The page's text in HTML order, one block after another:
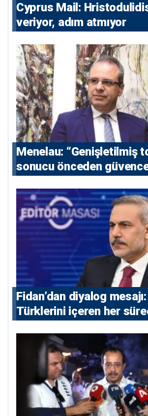
⁠Cyprus Mail:
veriyor, adım atmıyor
Menelau: “Genişletilmiş
sonucu önceden
Fidan’dan diyalog mesajı:
Türklerini içeren her